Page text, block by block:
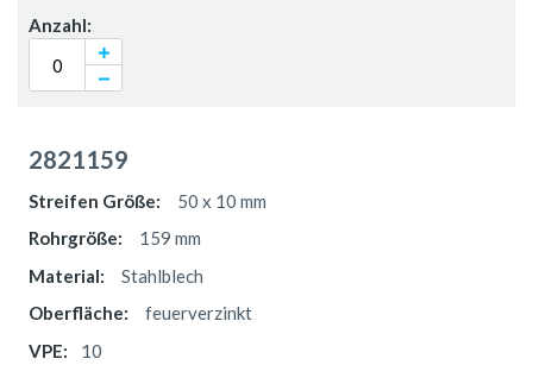
2821159
50 x 10 mm
159 mm
Stahlblech
feuerverzinkt
10